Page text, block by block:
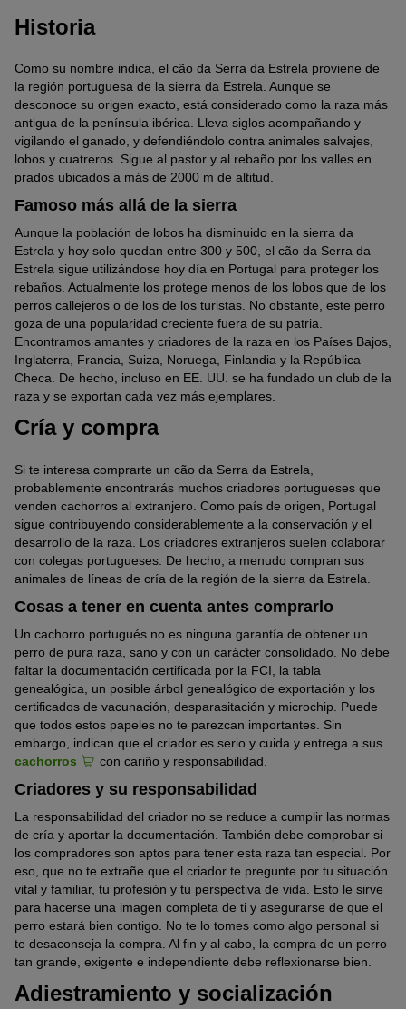
Historia
Como su nombre indica, el cão da Serra da Estrela proviene de
la región portuguesa de la sierra da Estrela. Aunque se
desconoce su origen exacto, está considerado como la raza más
antigua de la península ibérica. Lleva siglos acompañando y
vigilando el ganado, y defendiéndolo contra animales salvajes,
lobos y cuatreros. Sigue al pastor y al rebaño por los valles en
prados ubicados a más de 2000 m de altitud.
Famoso más allá de la sierra
Aunque la población de lobos ha disminuido en la sierra da
Estrela y hoy solo quedan entre 300 y 500, el cão da Serra da
Estrela sigue utilizándose hoy día en Portugal para proteger los
rebaños. Actualmente los protege menos de los lobos que de los
perros callejeros o de los de los turistas. No obstante, este perro
goza de una popularidad creciente fuera de su patria.
Encontramos amantes y criadores de la raza en los Países Bajos,
Inglaterra, Francia, Suiza, Noruega, Finlandia y la República
Checa. De hecho, incluso en EE. UU. se ha fundado un club de la
raza y se exportan cada vez más ejemplares.
Cría y compra
Si te interesa comprarte un cão da Serra da Estrela,
probablemente encontrarás muchos criadores portugueses que
venden cachorros al extranjero. Como país de origen, Portugal
sigue contribuyendo considerablemente a la conservación y el
desarrollo de la raza. Los criadores extranjeros suelen colaborar
con colegas portugueses. De hecho, a menudo compran sus
animales de líneas de cría de la región de la sierra da Estrela.
Cosas a tener en cuenta antes comprarlo
Un cachorro portugués no es ninguna garantía de obtener un
perro de pura raza, sano y con un carácter consolidado. No debe
faltar la documentación certificada por la FCI, la tabla
genealógica, un posible árbol genealógico de exportación y los
certificados de vacunación, desparasitación y microchip. Puede
que todos estos papeles no te parezcan importantes. Sin
embargo, indican que el criador es serio y cuida y entrega a sus
cachorros
con cariño y responsabilidad.
Criadores y su responsabilidad
La responsabilidad del criador no se reduce a cumplir las normas
de cría y aportar la documentación. También debe comprobar si
los compradores son aptos para tener esta raza tan especial. Por
eso, que no te extrañe que el criador te pregunte por tu situación
vital y familiar, tu profesión y tu perspectiva de vida. Esto le sirve
para hacerse una imagen completa de ti y asegurarse de que el
perro estará bien contigo. No te lo tomes como algo personal si
te desaconseja la compra. Al fin y al cabo, la compra de un perro
tan grande, exigente e independiente debe reflexionarse bien.
Adiestramiento y socialización